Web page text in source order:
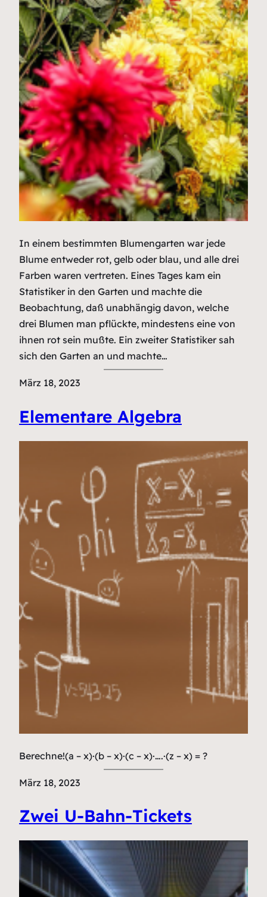
In einem bestimmten Blumengarten war jede
Blume entweder rot, gelb oder blau, und alle drei
Farben waren vertreten. Eines Tages kam ein
Statistiker in den Garten und machte die
Beobachtung, daß unabhängig davon, welche
drei Blumen man pflückte, mindestens eine von
ihnen rot sein mußte. Ein zweiter Statistiker sah
sich den Garten an und machte…
März 18, 2023
Elementare Algebra
Berechne!(a – x)·(b – x)·(c – x)·….·(z – x) = ?
März 18, 2023
Zwei U-Bahn-Tickets